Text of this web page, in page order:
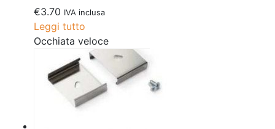
€3.70 IVA inclusa
Leggi tutto
Occhiata veloce